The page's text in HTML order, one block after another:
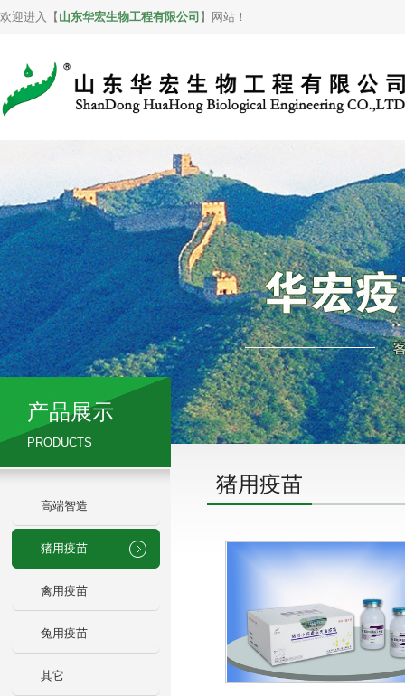
欢迎进入【 山东华宏生物工程有限公司 】网站！
产品展示
PRODUCTS
高端智造
猪用疫苗
禽用疫苗
兔用疫苗
其它
猪用疫苗